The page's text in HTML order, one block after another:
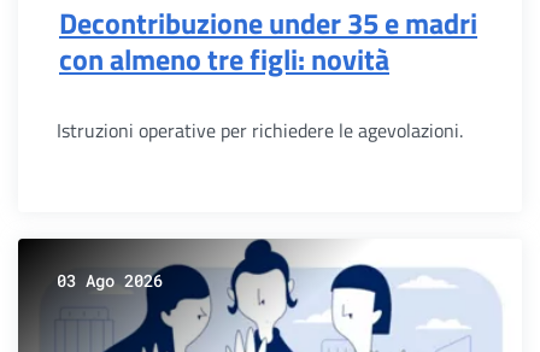
Decontribuzione under 35 e madri
con almeno tre figli: novità
Istruzioni operative per richiedere le agevolazioni.
03 Ago 2026